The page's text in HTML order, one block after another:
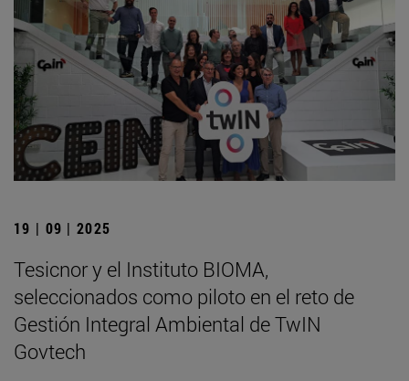
19 | 09 | 2025
Tesicnor y el Instituto BIOMA,
seleccionados como piloto en el reto de
Gestión Integral Ambiental de TwIN
Govtech